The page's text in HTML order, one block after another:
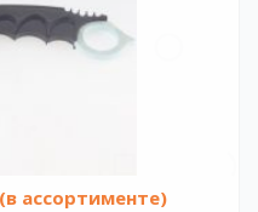
ассортименте)